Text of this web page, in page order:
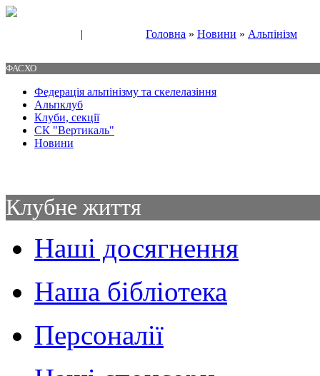
| Головна » Новини » Альпінізм
ФАСХО
Федерація альпінізму та скелелазіння
Альпклуб
Клуби, секції
СК "Вертикаль"
Новини
Клубне життя
Наші досягнення
Наша бібліотека
Персоналії